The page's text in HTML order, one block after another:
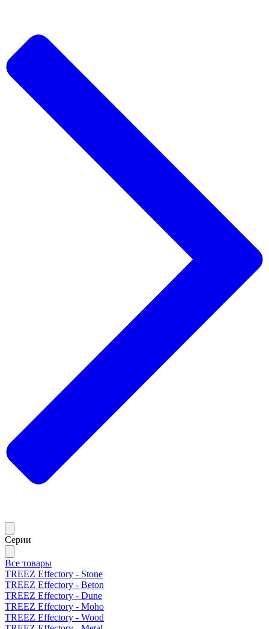
Серии
Все товары
TREEZ Effectory - Stone
TREEZ Effectory - Beton
TREEZ Effectory - Dune
TREEZ Effectory - Moho
TREEZ Effectory - Wood